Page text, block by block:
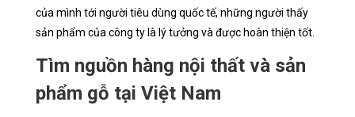
của mình tới người tiêu dùng quốc tế, những người thấy
sản phẩm của công ty là lý tưởng và được hoàn thiện tốt.
Tìm nguồn hàng nội thất và sản
phẩm gỗ tại Việt Nam